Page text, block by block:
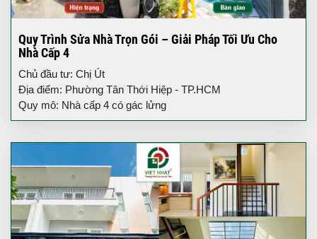
Quy Trình Sửa Nhà Trọn Gói – Giải Pháp Tối Ưu Cho
Nhà Cấp 4
Chủ đầu tư: Chị Út
Địa điểm: Phường Tân Thới Hiệp - TP.HCM
Quy mô: Nhà cấp 4 có gác lửng